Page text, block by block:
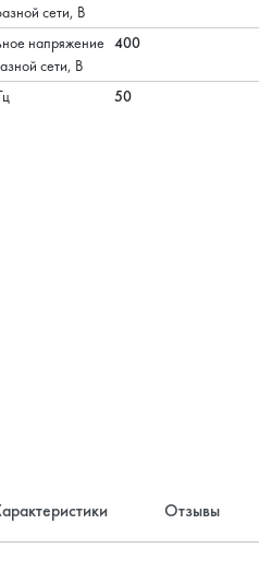
сети, В
напряжение
сети, В
400
50
Отзывы